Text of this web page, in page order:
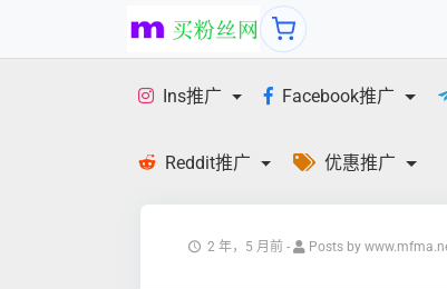
Ins推广 Facebook推广
Reddit推广 优惠推广
2 年，5 月前 - Posts by